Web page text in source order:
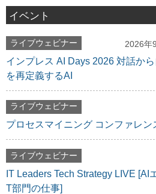
イベント
ライブウェビナー 2026年
インプレス AI Days 2026 対話か
を再定義するAI
ライブウェビナー
プロセスマイニング コンファレン
ライブウェビナー
IT Leaders Tech Strategy LIVE [AI
T部門の仕事]